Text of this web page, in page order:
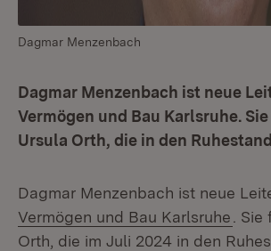
Dagmar Menzenbach
Dagmar Menzenbach ist neue
Vermögen und Bau Karlsruhe.
Ursula Orth, die in den
Dagmar Menzenbach ist neue
Vermögen und Bau Karlsruhe
.
Orth, die im Juli 2024 in den